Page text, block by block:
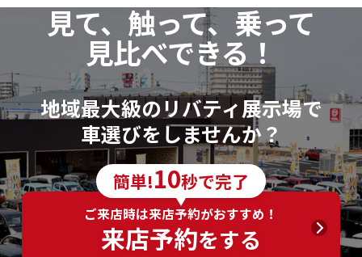
当社は、当該資料請求により取得した開示対象個人
情報の利用目的の通知・開示・訂正または削除・利用
の停止（以下「開示等」といいます。）に応じます。
開示等に関するお問い合わせ：各店舗営業窓口もし
くは、以下個人情報相談窓口
6．個人情報の取得に応じることの任意性
ご入力は任意ですが、ご入力いただけない項目やご
入力いただいた個人情報に漏れや誤りがあった場合、
資料請求およびお問合せに対する回答が出来ない場合
がございます。
見て、触って、乗って
見比べできる！
地域最大級のリバティ展示場で
車選びをしませんか？
簡単!10秒で完了
ご来店時は来店予約がおすすめ！
来店予約をする